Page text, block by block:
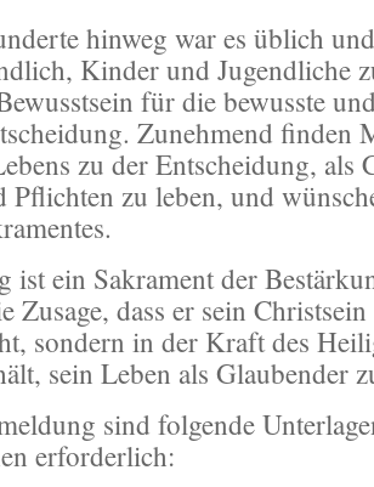
hinweg war es üblich und
Kinder und Jugendliche
für die bewusste
Zunehmend finden
zu der Entscheidung, als
Pflichten zu leben, und
ist ein Sakrament der
Zusage, dass er sein
sondern in der Kraft des
sein Leben als Glaubender
sind folgende
erforderlich: